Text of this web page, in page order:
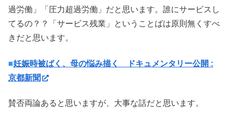
過労働」「圧力超過労働」だと思います。誰にサービスし
てるの？？「サービス残業」ということばは原則無くすべ
きだと思います。
■妊娠時被ばく、母の悩み描く ドキュメンタリー公開 :
京都新聞
賛否両論あると思いますが、大事な話だと思います。